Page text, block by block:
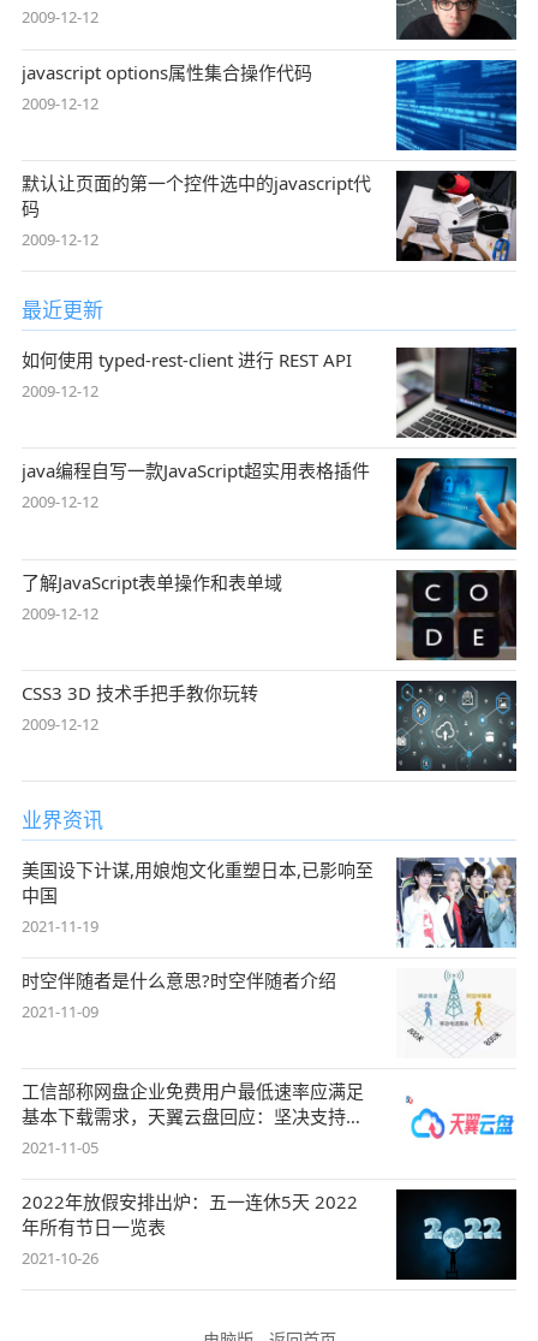
2009-12-12
javascript options属性集合操作代码
2009-12-12
默认让页面的第一个控件选中的javascript代
码
2009-12-12
最近更新
如何使用 typed-rest-client 进行 REST API
2009-12-12
java编程自写一款JavaScript超实用表格插件
2009-12-12
了解JavaScript表单操作和表单域
2009-12-12
CSS3 3D 技术手把手教你玩转
2009-12-12
业界资讯
美国设下计谋,用娘炮文化重塑日本,已影响至
中国
2021-11-19
时空伴随者是什么意思?时空伴随者介绍
2021-11-09
工信部称网盘企业免费用户最低速率应满足
基本下载需求，天翼云盘回应：坚决支持，
始终
2021-11-05
2022年放假安排出炉：五一连休5天 2022
年所有节日一览表
2021-10-26